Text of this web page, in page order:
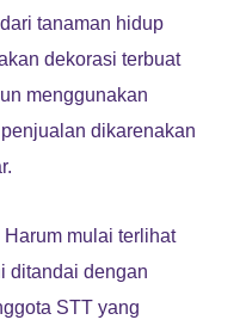
tanaman hidup
dekorasi terbuat
menggunakan
dikarenakan
mulai terlihat
ditandai dengan
STT yang